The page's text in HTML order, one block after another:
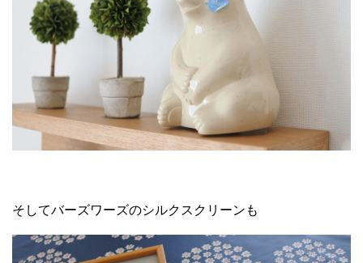
そしてバーズワーズのシルクスクリーンも